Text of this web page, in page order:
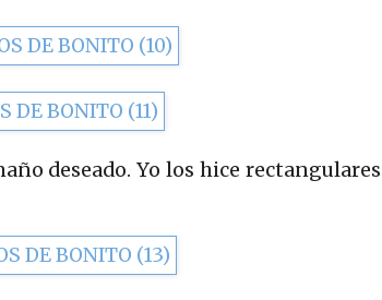
deseado. Yo los hice rectangulares